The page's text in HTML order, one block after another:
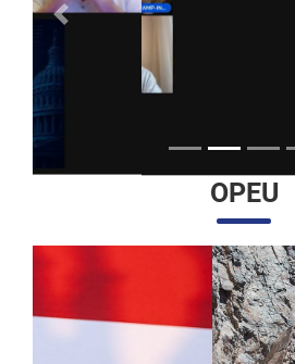
Anterior
OPEU